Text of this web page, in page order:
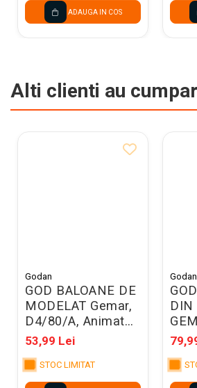
ADAUGA IN COS
Alti clienti au
Godan
GOD BALOANE DE
MODELAT Gemar,
D4/80/A, Animator
Mix 100/set
D4/80/A
53,99 Lei
STOC LIMITAT
Godan
DIN
mix,